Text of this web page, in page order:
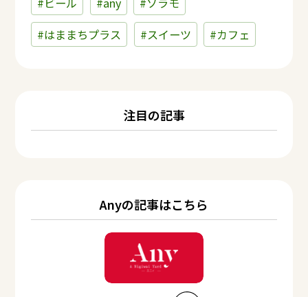
#はままちプラス
#スイーツ #カフェ
注目の記事
Anyの記事はこちら